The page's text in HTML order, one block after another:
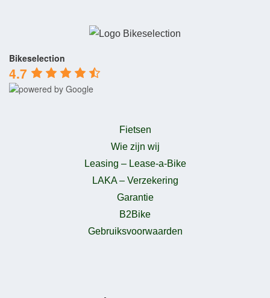
Bikeselection
4.7
Fietsen
Wie zijn wij
Leasing – Lease-a-Bike
LAKA – Verzekering
Garantie
B2Bike
Gebruiksvoorwaarden